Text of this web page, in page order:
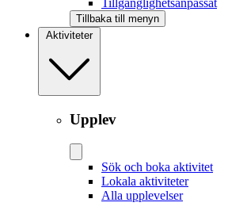
Tillgänglighetsanpassat
Tillbaka till menyn
Aktiviteter
Upplev
Sök och boka aktivitet
Lokala aktiviteter
Alla upplevelser